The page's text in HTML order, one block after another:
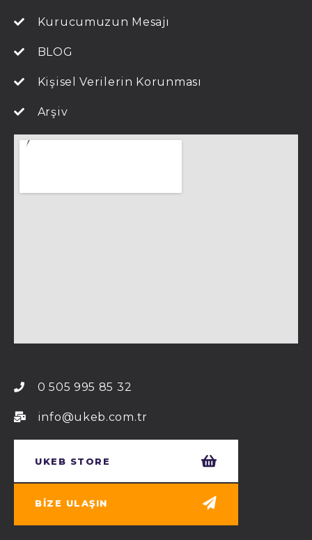
Kurucumuzun Mesajı
BLOG
Kişisel Verilerin Korunması
Arşiv
0 505 995 85 32
info@ukeb.com.tr
UKEB STORE
BIZE ULAŞIN